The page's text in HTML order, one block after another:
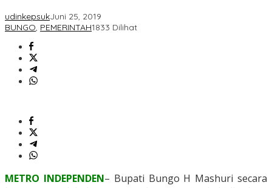
udinkepsukJuni 25, 2019
BUNGO, PEMERINTAH1833 Dilihat
METRO INDEPENDEN– Bupati Bungo H Mashuri secara